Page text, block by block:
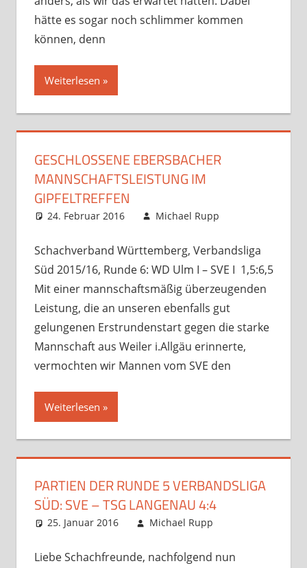
hätte es sogar noch schlimmer kommen
können, denn
Weiterlesen
GESCHLOSSENE EBERSBACHER
MANNSCHAFTSLEISTUNG IM
GIPFELTREFFEN
24. Februar 2016 Michael Rupp
hinterlassen
Schachverband Württemberg, Verbandsliga
Süd 2015/16, Runde 6: WD Ulm I – SVE I 1,5:6,5
Mit einer mannschaftsmäßig überzeugenden
Leistung, die an unseren ebenfalls gut
gelungenen Erstrundenstart gegen die starke
Mannschaft aus Weiler i.Allgäu erinnerte,
vermochten wir Mannen vom SVE den
Weiterlesen
PARTIEN DER RUNDE 5 VERBANDSLIGA
SÜD: SVE – TSG LANGENAU 4:4
25. Januar 2016
Michael Rupp
hinterlassen
Liebe Schachfreunde, nachfolgend nun